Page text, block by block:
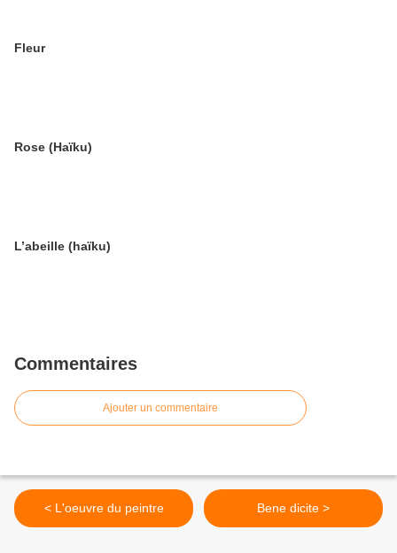
Fleur
Rose (Haïku)
L’abeille (haïku)
Commentaires
Ajouter un commentaire
< L'oeuvre du peintre Bene dicite >